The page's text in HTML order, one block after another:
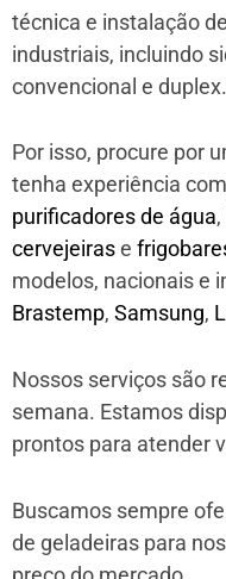
técnica e instalação
industriais, incluindo
convencional e duplex.
Por isso, procure por
tenha experiência
purificadores de água,
cervejeirase
modelos, nacionais e
Brastemp, Samsung,
Nossos serviços são
semana. Estamos
prontos para atender
Buscamos sempre
de geladeiras para